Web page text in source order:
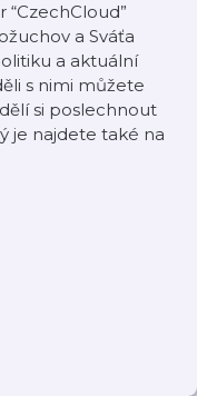
a Sváťa
a aktuální
s nimi můžete
si poslechnout
je najdete také na